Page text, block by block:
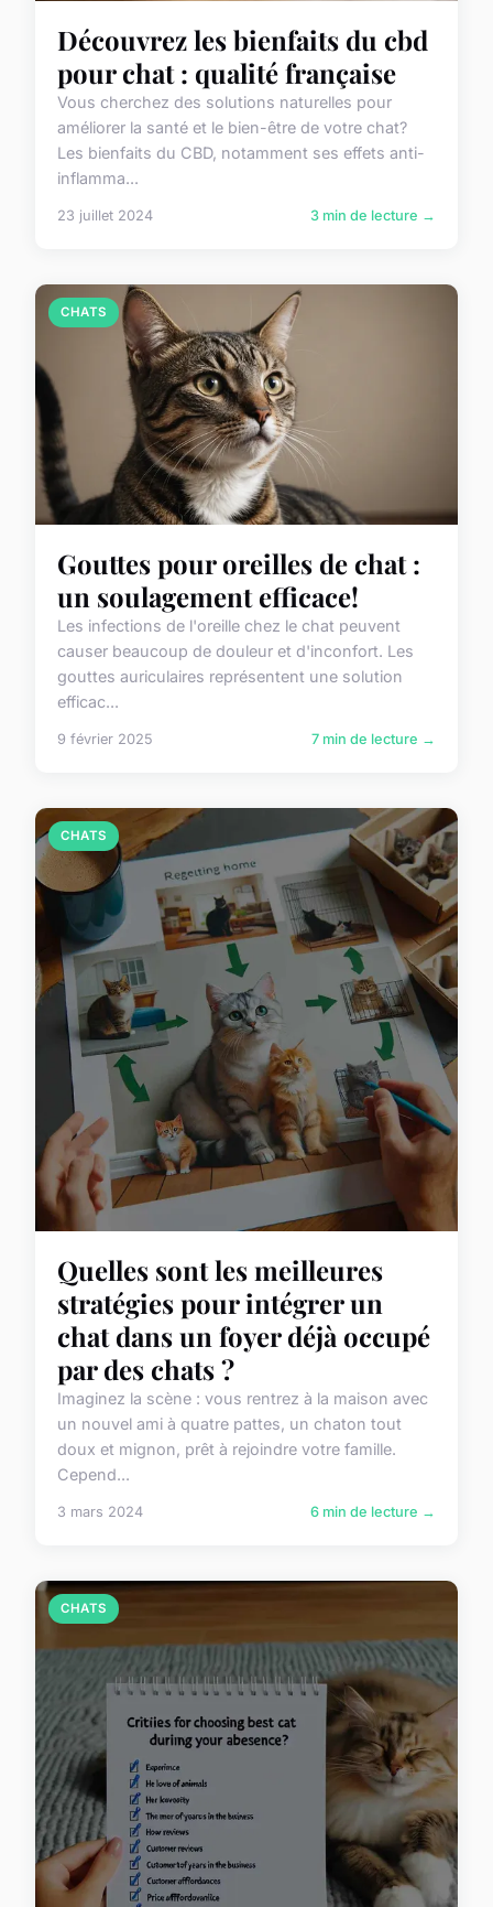
Découvrez les bienfaits du cbd
pour chat : qualité française
Vous cherchez des solutions naturelles pour
améliorer la santé et le bien-être de votre chat?
Les bienfaits du CBD, notamment ses effets anti-
inflamma...
23 juillet 2024 3 min de lecture →
CHATS
Gouttes pour oreilles de chat :
un soulagement efficace!
Les infections de l'oreille chez le chat peuvent
causer beaucoup de douleur et d'inconfort. Les
gouttes auriculaires représentent une solution
efficac...
9 février 2025 7 min de lecture →
CHATS
Quelles sont les meilleures
stratégies pour intégrer un
chat dans un foyer déjà occupé
par des chats ?
Imaginez la scène : vous rentrez à la maison avec
un nouvel ami à quatre pattes, un chaton tout
doux et mignon, prêt à rejoindre votre famille.
Cepend...
3 mars 2024 6 min de lecture →
CHATS